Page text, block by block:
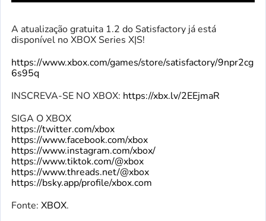
A atualização gratuita 1.2 do Satisfactory já está
disponível no XBOX Series X|S!
https://www.xbox.com/games/store/satisfactory/9npr2cg
6s95q
INSCREVA-SE NO XBOX: https://xbx.lv/2EEjmaR
SIGA O XBOX
https://twitter.com/xbox
https://www.facebook.com/xbox
https://www.instagram.com/xbox/
https://www.tiktok.com/@xbox
https://www.threads.net/@xbox
https://bsky.app/profile/xbox.com
Fonte: XBOX.